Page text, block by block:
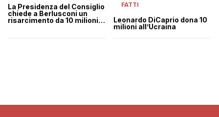
La Presidenza del Consiglio
chiede a Berlusconi un
risarcimento da 10 milioni
FATTI
Leonardo DiCaprio dona 10
milioni all’Ucraina